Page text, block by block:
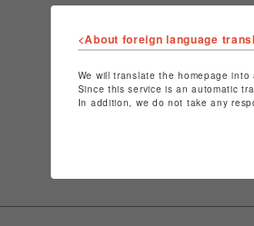
<About foreign language
We will translate the homepage
Since this service is an automatic
In addition, we do not take any